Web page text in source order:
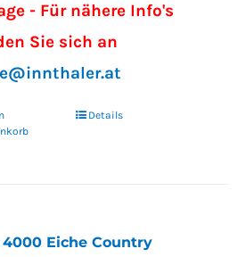
- Für nähere Info's
Sie sich an
Details
4000 Eiche Country